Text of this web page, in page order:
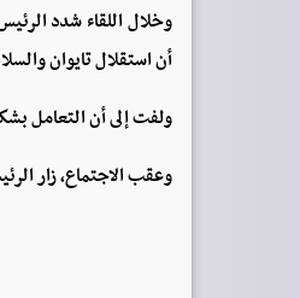
وخلال اللقاء شدد
أن استقلال تايوان
ولفت إلى أن التعامل
وعقب الاجتماع، زار